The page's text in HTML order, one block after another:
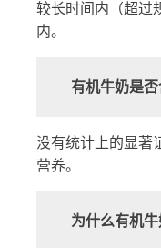
较长时间内（超过
内。
有机牛奶是否
没有统计上的显著
营养。
为什么有机牛